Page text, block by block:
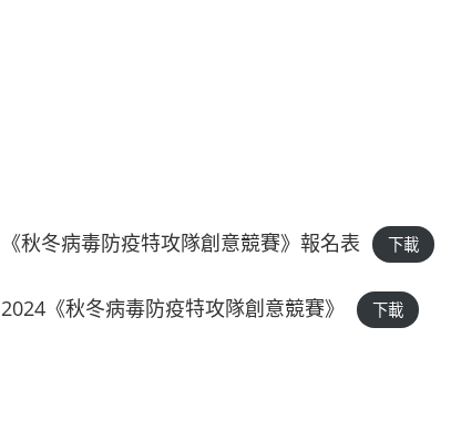
《秋冬病毒防疫特攻隊創意競賽》報名表 下載
2024《秋冬病毒防疫特攻隊創意競賽》 下載